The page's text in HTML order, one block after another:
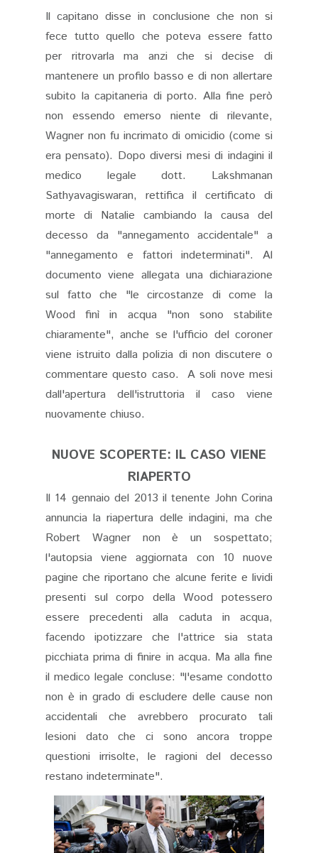
Il capitano disse in conclusione che non si
fece tutto quello che poteva essere fatto
per ritrovarla ma anzi che si decise di
mantenere un profilo basso e di non allertare
subito la capitaneria di porto. Alla fine però
non essendo emerso niente di rilevante,
Wagner non fu incrimato di omicidio (come si
era pensato). Dopo diversi mesi di indagini il
medico legale dott. Lakshmanan
Sathyavagiswaran, rettifica il certificato di
morte di Natalie cambiando la causa del
decesso da "annegamento accidentale" a
"annegamento e fattori indeterminati". Al
documento viene allegata una dichiarazione
sul fatto che "le circostanze di come la
Wood finì in acqua "non sono stabilite
chiaramente", anche se l'ufficio del coroner
viene istruito dalla polizia di non discutere o
commentare questo caso.A soli nove mesi
dall'apertura dell'istruttoria il caso viene
nuovamente chiuso.
NUOVE SCOPERTE: IL CASO VIENE
RIAPERTO
Il 14 gennaio del 2013 iltenente John Corina
annuncia la riapertura delle indagini, ma che
Robert Wagner non è un sospettato;
l'autopsia viene aggiornata con 10 nuove
pagine che riportano che alcune ferite e lividi
presenti sul corpo della Wood potessero
essere precedenti alla caduta in acqua,
facendo ipotizzare che l'attrice sia stata
picchiata prima di finire in acqua. Ma alla fine
il medico legale concluse: "l'esame condotto
non è in grado di escludere delle cause non
accidentali che avrebbero procurato tali
lesioni dato che ci sono ancora troppe
questioni irrisolte, le ragioni del decesso
restano indeterminate".